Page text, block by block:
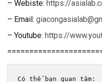
– Webiste: https://
– Email:
– Youtube: https://